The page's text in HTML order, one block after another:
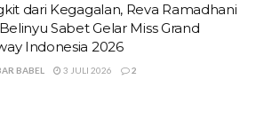
dari Kegagalan, Reva Ramadhani
Sabet Gelar Miss Grand
Indonesia 2026
BABEL 3 JULI 2026 2